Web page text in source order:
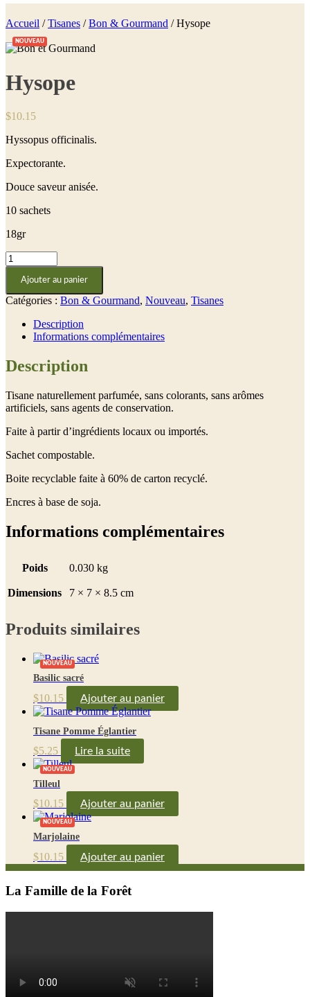
Accueil /Tisanes /Bon & Gourmand / Hysope
NOUVEAU
Hysope
$10.15
Hyssopus officinalis.
Expectorante.
Douce saveur anisée.
10 sachets
18gr
quantité
de
Hysope
Ajouter au panier
Catégories : Bon & Gourmand, Nouveau, Tisanes
Description
Informations complémentaires
Description
Tisane naturellement parfumée, sans colorants, sans arômes
artificiels, sans agents de conservation.
Faite à partir d’ingrédients locaux ou importés.
Sachet compostable.
Boite recyclable faite à 60% de carton recyclé.
Encres à base de soja.
Informations complémentaires
Poids 0.030 kg
Dimensions 7 × 7 × 8.5 cm
Produits similaires
NOUVEAU
Basilic sacré
$10.15 Ajouter au panier
Tisane Pomme Églantier
$5.25 Lire la suite
NOUVEAU
Tilleul
$10.15 Ajouter au panier
NOUVEAU
Marjolaine
$10.15 Ajouter au panier
La Famille de la Forêt